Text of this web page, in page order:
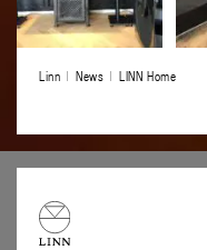
Linn News LINN Home